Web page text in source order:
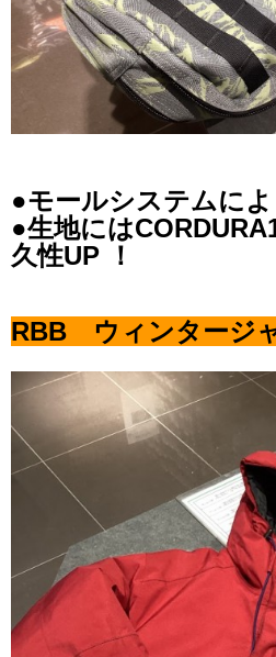
●モールシステムによ
●生地には
久性UP ！
RBB ウィンタージ